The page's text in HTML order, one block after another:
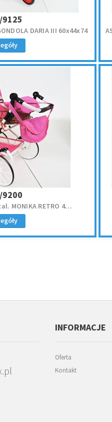
9125
DARIA III 60x44x74
9200
MONIKA RETRO 4
INFORMACJE
Oferta
Kontakt